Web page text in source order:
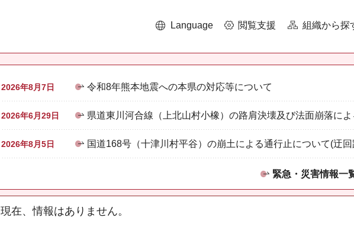
Language 閲覧支援 組織から探
2026年8月7日 令和8年熊本地震への本県の対応等について
2026年6月29日 県道東川河合線（上北山村小橡）の路肩決壊及び法面崩落に
2026年8月5日 国道168号（十津川村平谷）の崩土による通行止について(迂
緊急・災害情報一
現在、情報はありません。